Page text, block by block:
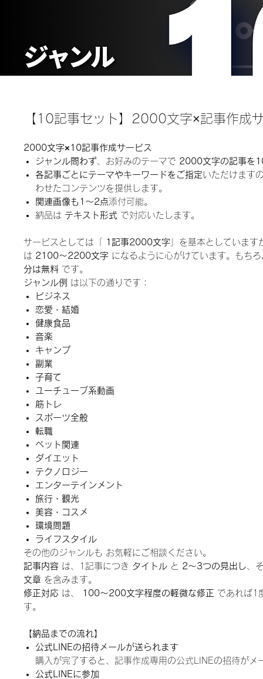
【10記事セット】2000文字×記事作成
2000文字×10記事作成サービス
ジャンル問わず、お好みのテーマで 2000文字の記事を
各記事ごとにテーマやキーワードをご指定いただけます
わせたコンテンツを提供します。
関連画像も1～2点添付可能。
納品は テキスト形式 で対応いたします。
サービスとしては「 1記事2000文字 」を基本としていま
は 2100～2200文字 になるように心がけています。もち
分は無料 です。
ジャンル例 は以下の通りです：
ビジネス
恋愛・結婚
健康食品
音楽
キャンプ
副業
子育て
ユーチューブ系動画
筋トレ
スポーツ全般
転職
ペット関連
ダイエット
テクノロジー
エンターテインメント
旅行・観光
美容・コスメ
環境問題
ライフスタイル
その他のジャンルも お気軽にご相談ください。
記事内容 は、1記事につき タイトル と 2～3つの見出し、
文章 を含みます。
修正対応 は、 100～200文字程度の軽微な修正 であれば1
す。
【納品までの流れ】
公式LINEの招待メールが送られます
購入が完了すると、記事作成専用の公式LINEの招待がメ
公式LINEに参加